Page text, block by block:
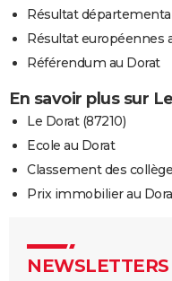
Résultat
Résultat européennes
Référendum au Dorat
En savoir plus sur
Le Dorat (87210)
Ecole au Dorat
Classement des
Prix immobilier au
NEWSLETTERS